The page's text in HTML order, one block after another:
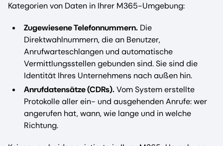
Kategorien von Daten in Ihrer M365-Umgebung:
Zugewiesene Telefonnummern. Die
Direktwahlnummern, die an Benutzer,
Anrufwarteschlangen und automatische
Vermittlungsstellen gebunden sind. Sie sind die
Identität Ihres Unternehmens nach außen hin.
Anrufdatensätze (CDRs).Vom System erstellte
Protokolle aller ein- und ausgehenden Anrufe: wer
angerufen hat, wann, wie lange und in welche
Richtung.